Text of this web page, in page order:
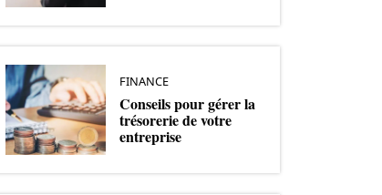
FINANCE
Conseils pour gérer la
trésorerie de votre
entreprise